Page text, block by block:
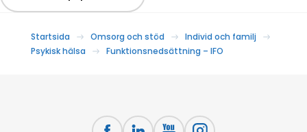
Startsida Omsorg och stöd
Individ och familj
Psykisk hälsa
Funktionsnedsättning – IFO